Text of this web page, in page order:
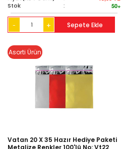
Stok : 50+
- + Sepete Ekle
Asorti Ürün
Vatan 20 X 35 Hazır Hediye Paketi